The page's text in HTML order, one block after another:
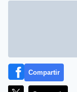
Compartir